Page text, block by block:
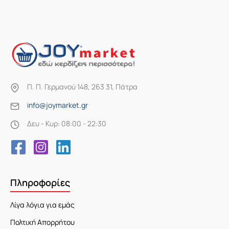
Π. Π. Γερμανού 148, 263 31, Πάτρα
info@joymarket.gr
Δευ - Κυρ: 08:00 - 22:30
Πληροφορίες
Λίγα λόγια για εμάς
Πολτική Απορρήτου